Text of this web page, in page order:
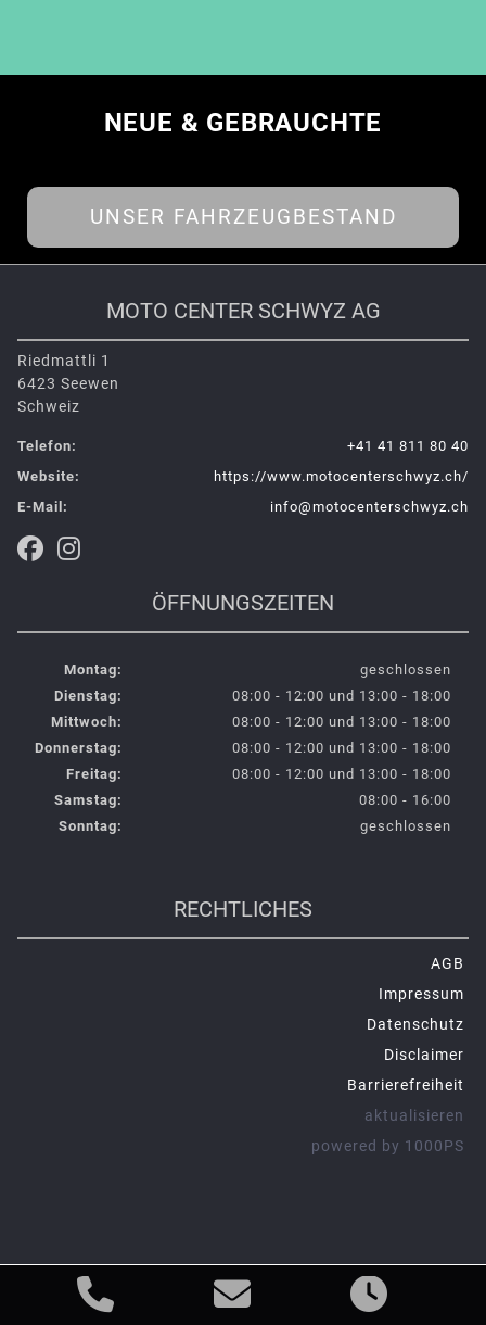
NEUE & GEBRAUCHTE
UNSER FAHRZEUGBESTAND
MOTO CENTER SCHWYZ AG
Riedmattli 1
6423 Seewen
Schweiz
Telefon:
+41 41 811 80 40
Website:
https://www.motocenterschwyz.ch/
E-Mail:
info@motocenterschwyz.ch
ÖFFNUNGSZEITEN
Montag:
geschlossen
Dienstag:
08:00 - 12:00 und 13:00 - 18:00
Mittwoch:
08:00 - 12:00 und 13:00 - 18:00
Donnerstag:
08:00 - 12:00 und 13:00 - 18:00
Freitag:
08:00 - 12:00 und 13:00 - 18:00
Samstag:
08:00 - 16:00
Sonntag:
geschlossen
RECHTLICHES
AGB
Impressum
Datenschutz
Disclaimer
Barrierefreiheit
aktualisieren
powered by 1000PS